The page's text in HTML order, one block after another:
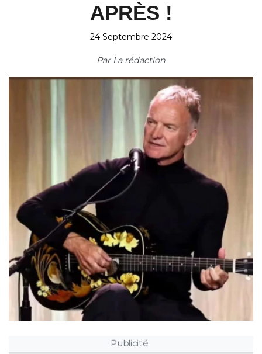
APRÈS !
24 Septembre 2024
Par La rédaction
Publicité